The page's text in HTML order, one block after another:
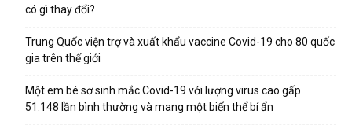
có gì thay đổi?
Trung Quốc viện trợ và xuất khẩu vaccine Covid-19 cho 80 quốc
gia trên thế giới
Một em bé sơ sinh mắc Covid-19 với lượng virus cao gấp
51.148 lần bình thường và mang một biến thể bí ẩn